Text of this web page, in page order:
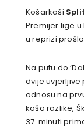
Košarkaši
Premijer lige
u reprizi
Na putu do
dvije
odnosu na
koša razlike,
37. minuti